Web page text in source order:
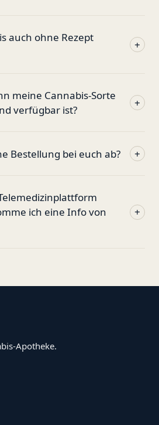
auch ohne Rezept
+
meine Cannabis-Sorte
verfügbar ist?
+
Bestellung bei euch ab? +
ich eine Info von
+
Apotheke.